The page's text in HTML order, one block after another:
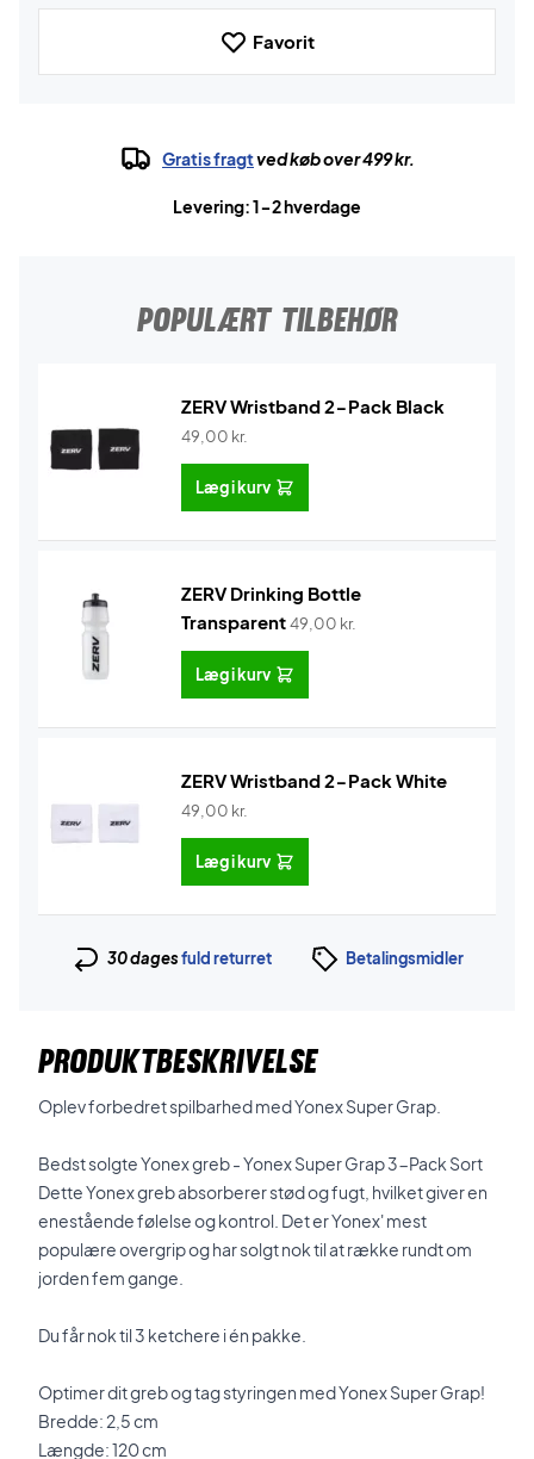
Favorit
Gratis fragtved køb over 499 kr.
Levering: 1-2 hverdage
POPULÆRT TILBEHØR
ZERV Wristband 2-Pack Black
49,00 kr.
Læg i kurv
ZERV Drinking Bottle
Transparent49,00 kr.
Læg i kurv
ZERV Wristband 2-Pack White
49,00 kr.
Læg i kurv
30 dagesfuld returret Betalingsmidler
PRODUKTBESKRIVELSE
Oplev forbedret spilbarhed med Yonex Super Grap.
Bedst solgte Yonex greb - Yonex Super Grap 3-Pack Sort
Dette Yonex greb absorberer stød og fugt, hvilket giver en
enestående følelse og kontrol. Det er Yonex' mest
populære overgrip og har solgt nok til at række rundt om
jorden fem gange.
Du får nok til 3 ketchere i én pakke.
Optimer dit greb og tag styringen med Yonex Super Grap!
Bredde: 2,5 cm
Længde: 120 cm